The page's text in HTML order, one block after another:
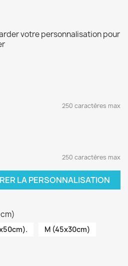
votre personnalisation pour
250 caractères max
250 caractères max
LA PERSONNALISATION
M (45x30cm)